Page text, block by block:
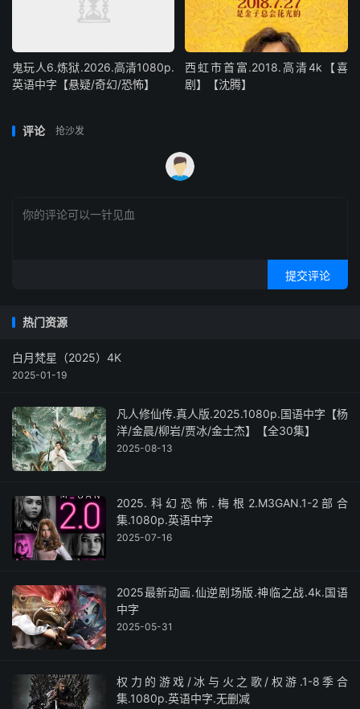
鬼玩人6.炼狱.2026.高清1080p.
英语中字【悬疑/奇幻/恐怖】
西虹市首富.2018.高清4k【喜
剧】【沈腾】
评论 抢沙发
提交评论
热门资源
白月梵星（2025）4K
2025-01-19
凡人修仙传.真人版.2025.1080p.国语中字【杨
洋/金晨/柳岩/贾冰/金士杰】【全30集】
2025-08-13
2025.科幻恐怖.梅根2.M3GAN.1-2部合
集.1080p.英语中字
2025-07-16
2025最新动画.仙逆剧场版.神临之战.4k.国语
中字
2025-05-31
权力的游戏/冰与火之歌/权游.1-8季合
集.1080p.英语中字.无删减